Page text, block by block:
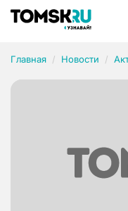
Главная Новости